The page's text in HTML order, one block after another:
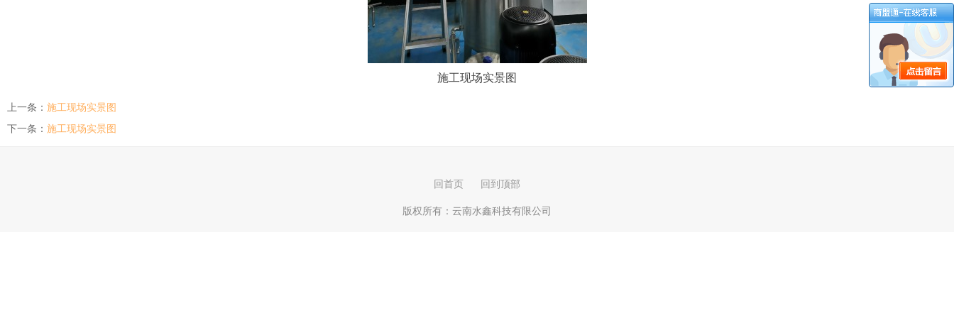
施工现场实景图
上一条： 施工现场实景图
下一条： 施工现场实景图
回首页 回到顶部
版权所有： 云南水鑫科技有限公司